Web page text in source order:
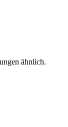
ähnlich.